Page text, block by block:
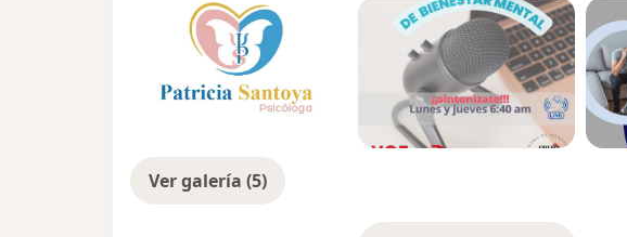
Ver galería (5)